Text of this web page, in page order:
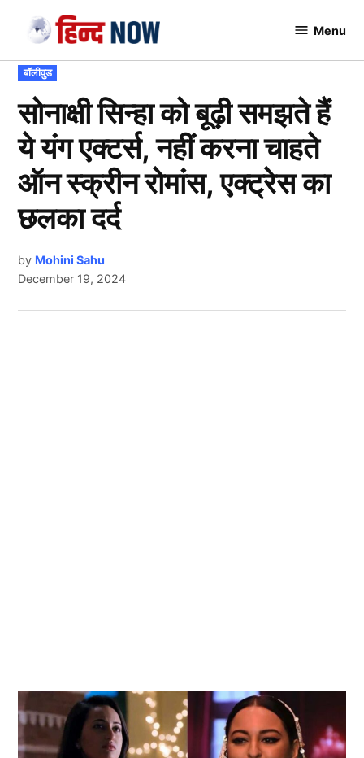
content
Menu
POSTED
IN
बॉलीवुड
सोनाक्षी सिन्हा को बूढ़ी समझते हैं
ये यंग एक्टर्स, नहीं करना चाहते
ऑन स्क्रीन रोमांस, एक्ट्रेस का
छलका दर्द
by Mohini Sahu
December 19, 2024